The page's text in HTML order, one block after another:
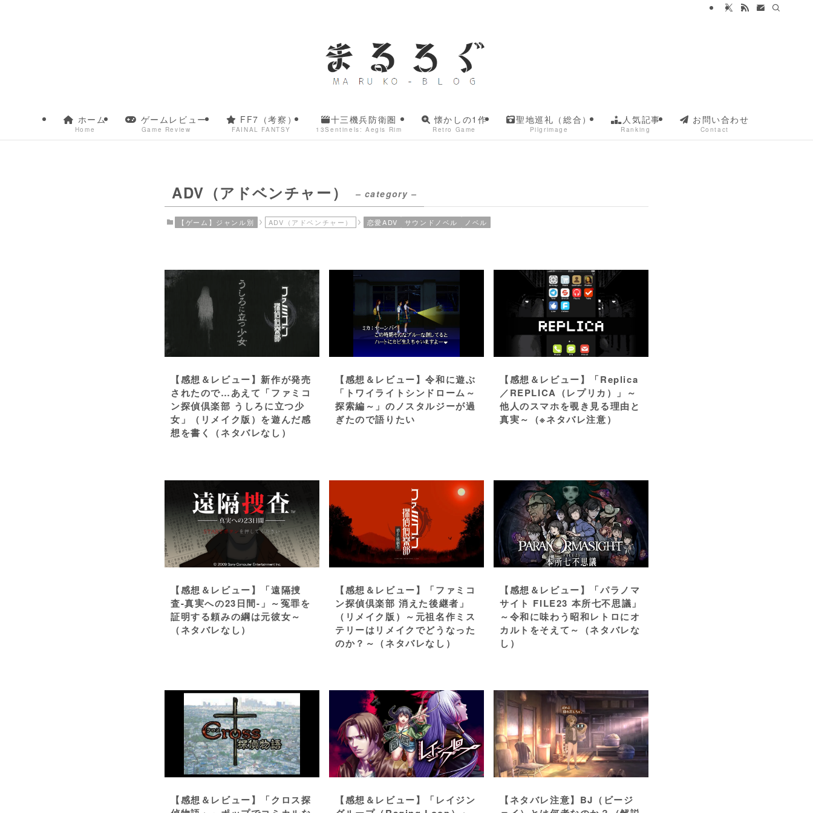
ホーム
Home
ゲームレビュー
Game Review
FF7（考察）
FAINAL FANTSY
十三機兵防衛圏
13Sentinels: Aegis Rim
懐かしの1作
Retro Game
聖地巡礼（総合）
Pilgrimage
人気記事
Ranking
お問い合わせ
Contact
ADV（アドベンチャー） – category –
【ゲーム】ジャンル別 ADV（アドベンチャー） 恋愛ADV サウンドノベル ノベル
【感想＆レビュー】新作が発売
されたので…あえて「ファミコ
ン探偵倶楽部 うしろに立つ少
女」（リメイク版）を遊んだ感
想を書く（ネタバレなし）
【感想＆レビュー】令和に遊ぶ
「トワイライトシンドローム～
探索編～」のノスタルジーが過
ぎたので語りたい
【感想＆レビュー】「Replica
／REPLICA（レプリカ）」～
他人のスマホを覗き見る理由と
真実～（※ネタバレ注意）
【感想＆レビュー】「遠隔捜
査-真実への23日間-」～冤罪を
証明する頼みの綱は元彼女～
（ネタバレなし）
【感想＆レビュー】「ファミコ
ン探偵倶楽部 消えた後継者」
（リメイク版）～元祖名作ミス
テリーはリメイクでどうなった
のか？～（ネタバレなし）
【感想＆レビュー】「パラノマ
サイト FILE23 本所七不思議」
～令和に味わう昭和レトロにオ
カルトをそえて～（ネタバレな
し）
【感想＆レビュー】「クロス探
【感想＆レビュー】「レイジン
【ネタバレ注意】BJ（ビージ